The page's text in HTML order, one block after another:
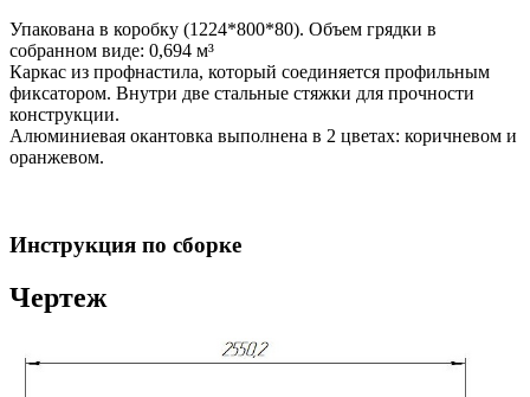
Упакована в коробку (1224*800*80). Объем грядки в
собранном виде: 0,694 м³
Каркас из профнастила, который соединяется профильным
фиксатором. Внутри две стальные стяжки для прочности
конструкции.
Алюминиевая окантовка выполнена в 2 цветах: коричневом и
оранжевом.
Инструкция по сборке
Чертеж